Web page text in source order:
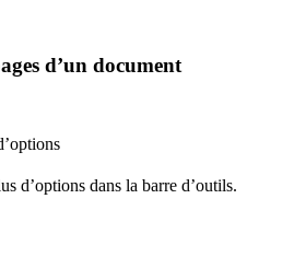
d’un document
d’options dans la barre d’outils.